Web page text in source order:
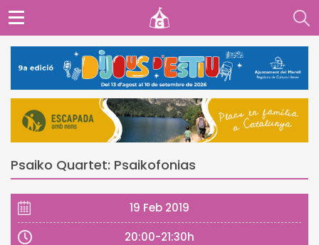
Psaiko Quartet: Psaikofonias
19 Feb 2019
20:00-21:30h